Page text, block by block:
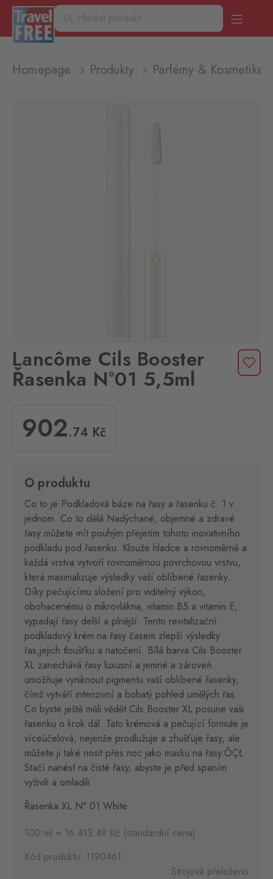
Homepage Produkty Parfémy & Kosmetika
Lancôme Cils Booster
Řasenka N°01 5,5ml
902.74 Kč
O produktu
Co to je Podkladová báze na řasy a řasenku č. 1 v
jednom. Co to dělá Nadýchané, objemné a zdravé
řasy můžete mít pouhým přejetím tohoto inovativního
podkladu pod řasenku. Klouže hladce a rovnoměrně a
každá vrstva vytvoří rovnoměrnou povrchovou vrstvu,
která maximalizuje výsledky vaší oblíbené řasenky.
Díky pečujícímu složení pro viditelný výkon,
obohacenému o mikrovlákna, vitamin B5 a vitamin E,
vypadají řasy delší a plnější. Tento revitalizační
podkladový krém na řasy časem zlepší výsledky
řas,jejich tloušťku a natočení. Bílá barva Cils Booster
XL zanechává řasy luxusní a jemné a zároveň
umožňuje vyniknout pigmentu vaší oblíbené řasenky,
čímž vytváří intenzivní a bohatý pohled umělých řas.
Co byste ještě měli vědět Cils Booster XL posune vaši
řasenku o krok dál. Tato krémová a pečující formule je
víceúčelová, nejenže prodlužuje a zhušťuje řasy, ale
můžete ji také nosit přes noc jako masku na řasy.ÔÇŁ
Stačí nanést na čisté řasy, abyste je před spaním
vyživili a omladili.
Řasenka XL N° 01 White
100 ml = 16 413.49 Kč (standardní cena)
Kód produktu: 1190461
Strojově přeloženo